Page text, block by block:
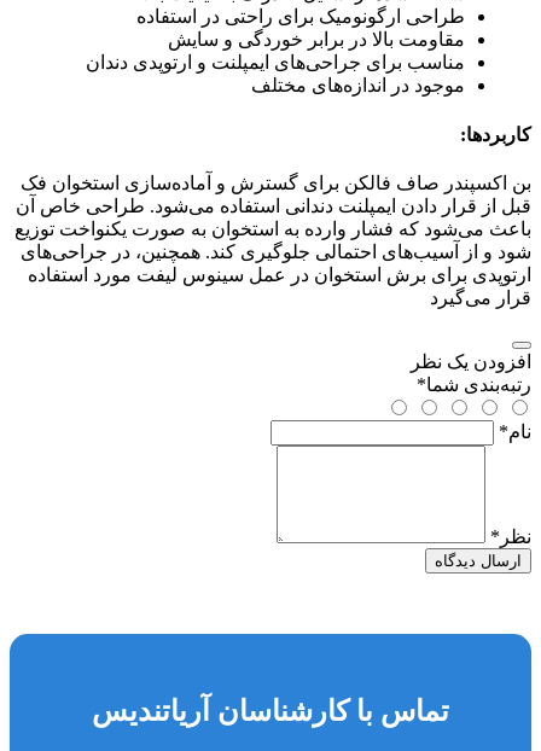
طراحی ارگونومیک برای راحتی در استفاده
مقاومت بالا در برابر خوردگی و سایش
مناسب برای جراحی‌های ایمپلنت و ارتوپدی دندان
موجود در اندازه‌های مختلف
کاربردها:
بن اکسپندر صاف فالکن برای گسترش و آماده‌سازی استخوان فک
قبل از قرار دادن ایمپلنت دندانی استفاده می‌شود. طراحی خاص آن
باعث می‌شود که فشار وارده به استخوان به صورت یکنواخت توزیع
شود و از آسیب‌های احتمالی جلوگیری کند. همچنین، در جراحی‌های
ارتوپدی برای برش استخوان در عمل سینوس لیفت مورد استفاده
قرار می‌گیرد
افزودن یک نظر
رتبه‌بندی شما*
نام*
نظر *
ارسال دیدگاه
تماس با کارشناسان آریاتندیس